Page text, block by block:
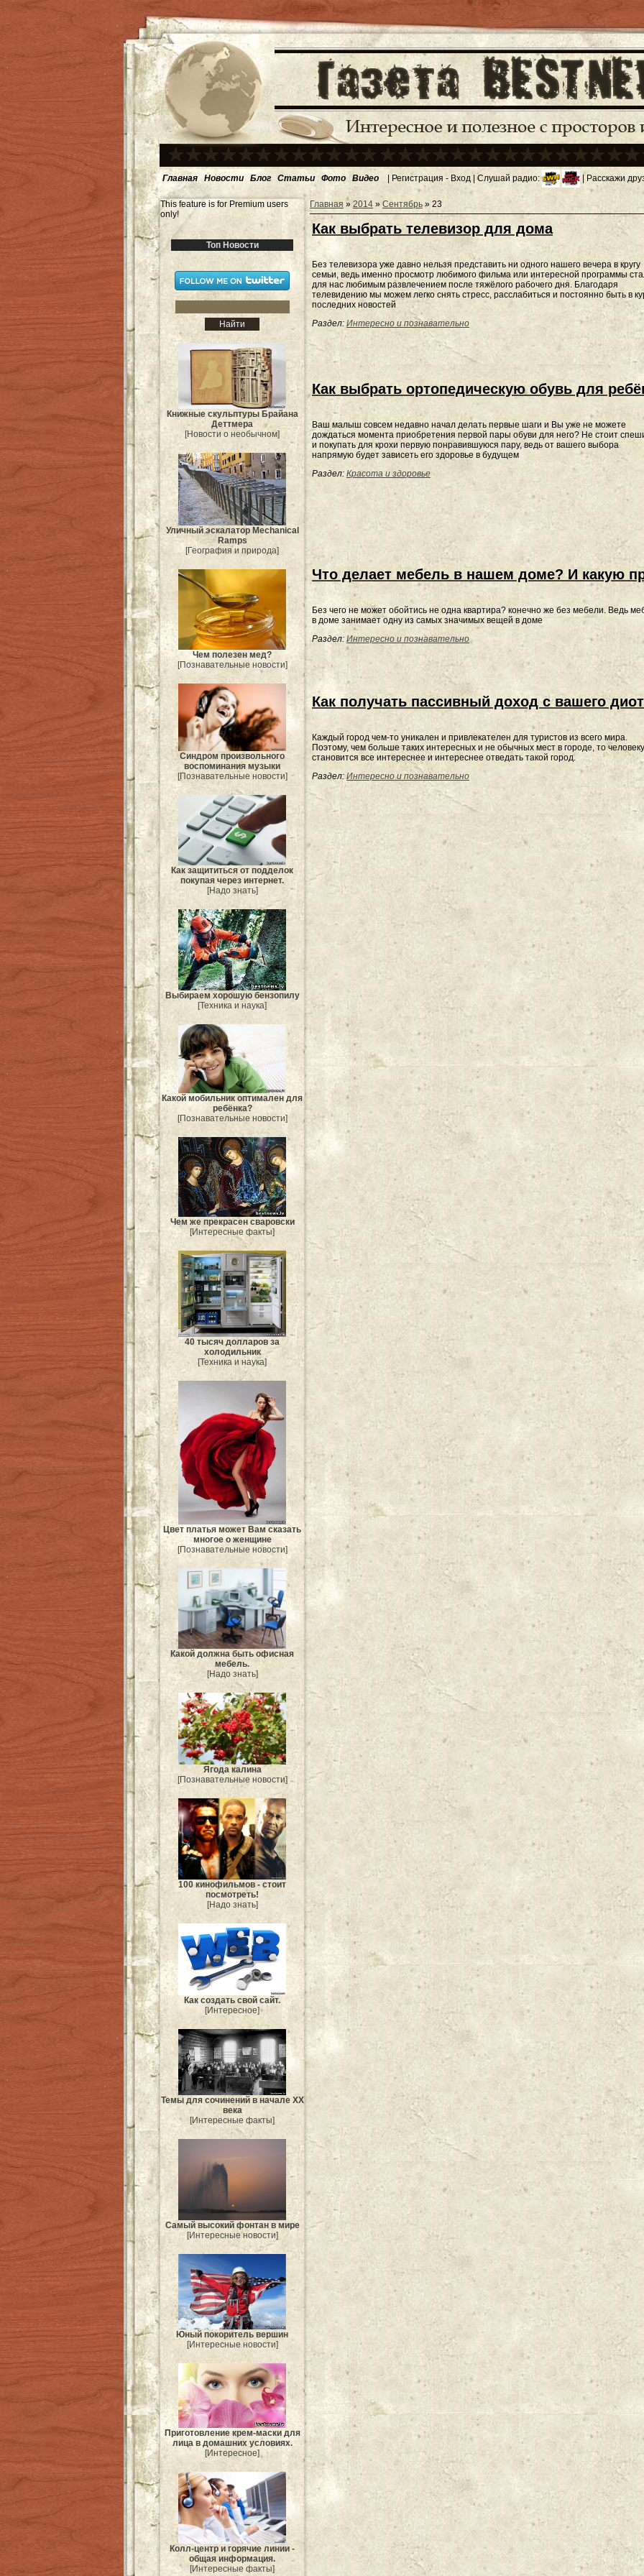
Главная Новости Блог Статьи Фото Видео | Регистрация - Вход | Слушай радио: | Расскажи
This feature is for Premium users
only!
Топ Новости
Книжные скульптуры Брайана
Деттмера
[Новости о необычном]
Уличный эскалатор Mechanical
Ramps
[География и природа]
Чем полезен мед?
[Познавательные новости]
Синдром произвольного
воспоминания музыки
[Познавательные новости]
Как защититься от подделок
покупая через интернет.
[Надо знать]
Выбираем хорошую бензопилу
[Техника и наука]
Какой мобильник оптимален для
ребёнка?
[Познавательные новости]
Чем же прекрасен сваровски
[Интересные факты]
40 тысяч долларов за
холодильник
[Техника и наука]
Цвет платья может Вам сказать
многое о женщине
[Познавательные новости]
Какой должна быть офисная
мебель.
[Надо знать]
Ягода калина
[Познавательные новости]
100 кинофильмов - стоит
посмотреть!
[Надо знать]
Как создать свой сайт.
[Интересное]
Темы для сочинений в начале XX
века
[Интересные факты]
Самый высокий фонтан в мире
[Интересные новости]
Юный покоритель вершин
[Интересные новости]
Приготовление крем-маски для
лица в домашних условиях.
[Интересное]
Колл-центр и горячие линии -
общая информация.
[Интересные факты]
Главная » 2014 » Сентябрь » 23
Как выбрать телевизор для дома
Без телевизора уже давно нельзя представить ни одного нашего вечера в кругу
семьи, ведь именно просмотр любимого фильма или интересной программы
для нас любимым развлечением после тяжёлого рабочего дня. Благодаря
телевидению мы можем легко снять стресс, расслабиться и постоянно быть в
последних новостей
Раздел: Интересно и познавательно
Как выбрать ортопедическую обувь для
Ваш малыш совсем недавно начал делать первые шаги и Вы уже не можете
дождаться момента приобретения первой пары обуви для него? Не стоит
и покупать для крохи первую понравившуюся пару, ведь от вашего выбора
напрямую будет зависеть его здоровье в будущем
Раздел: Красота и здоровье
Что делает мебель в нашем доме? И какую
Без чего не может обойтись не одна квартира? конечно же без мебели. Ведь
в доме занимает одну из самых значимых вещей в доме
Раздел: Интересно и познавательно
Как получать пассивный доход с вашего
Каждый город чем-то уникален и привлекателен для туристов из всего мира.
Поэтому, чем больше таких интересных и не обычных мест в городе, то человеку
становится все интереснее и интереснее отведать такой город.
Раздел: Интересно и познавательно